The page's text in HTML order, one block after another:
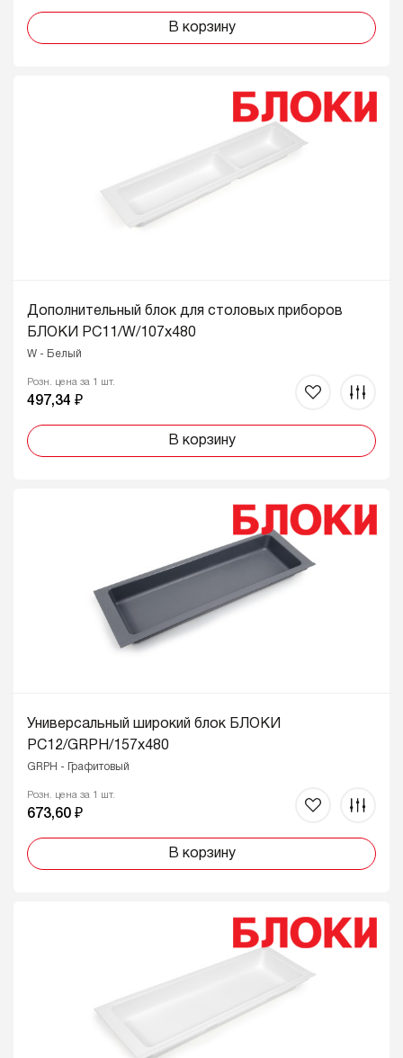
В корзину
Дополнительный блок для столовых приборов
БЛОКИ PC11/W/107x480
W - Белый
Розн. цена за 1 шт.
497,34 ₽
В корзину
Универсальный широкий блок БЛОКИ
PC12/GRPH/157x480
GRPH - Графитовый
Розн. цена за 1 шт.
673,60 ₽
В корзину